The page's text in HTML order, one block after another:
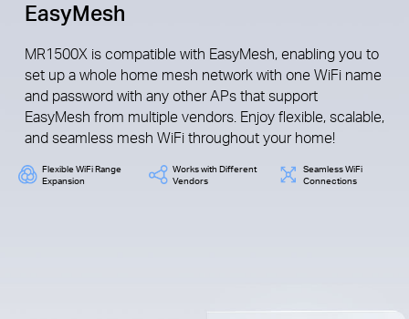
EasyMesh
MR1500X is compatible with EasyMesh, enabling you to
set up a whole home mesh network with one WiFi name
and password with any other APs that support
EasyMesh from multiple vendors. Enjoy flexible, scalable,
and seamless mesh WiFi throughout your home!
Flexible WiFi Range
Expansion
Works with Different
Vendors
Seamless WiFi
Connections